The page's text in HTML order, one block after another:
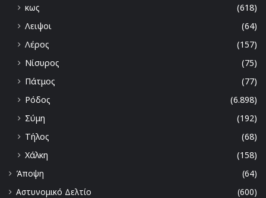
κως
(618)
Λειψοι
(64)
Λέρος
(157)
Νίσυρος
(75)
Πάτμος
(77)
Ρόδος
(6.898)
Σύμη
(192)
Τήλος
(68)
Χάλκη
(158)
Άποψη
(64)
Αστυνομικό Δελτίο
(600)